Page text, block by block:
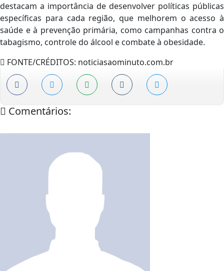
destacam a importância de desenvolver políticas públicas
específicas para cada região, que melhorem o acesso à
saúde e à prevenção primária, como campanhas contra o
tabagismo, controle do álcool e combate à obesidade.
FONTE/CRÉDITOS: noticiasaominuto.com.br
Comentários: